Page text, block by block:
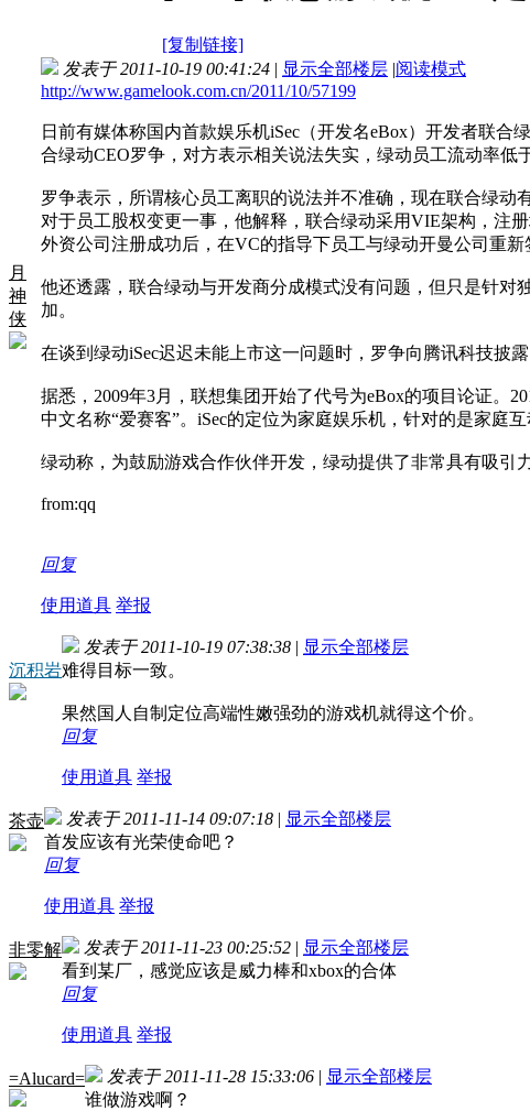
[复制链接]
月
神
侠
发表于 2011-10-19 00:41:24 | 显示全部楼层 |阅读模式
http://www.gamelook.com.cn/2011/10/57199
日前有媒体称国内首款娱乐机iSec（开发名eBox）开发者联
合绿动CEO罗争，对方表示相关说法失实，绿动员工流动率低
罗争表示，所谓核心员工离职的说法并不准确，现在联合绿动
对于员工股权变更一事，他解释，联合绿动采用VIE架构，注
外资公司注册成功后，在VC的指导下员工与绿动开曼公司重
他还透露，联合绿动与开发商分成模式没有问题，但只是针
加。
在谈到绿动iSec迟迟未能上市这一问题时，罗争向腾讯科技披
据悉，2009年3月，联想集团开始了代号为eBox的项目论证。
中文名称“爱赛客”。iSec的定位为家庭娱乐机，针对的是家庭互
绿动称，为鼓励游戏合作伙伴开发，绿动提供了非常具有吸引
from:qq
回复
使用道具 举报
沉积岩
发表于 2011-10-19 07:38:38 | 显示全部楼层
难得目标一致。
果然国人自制定位高端性嫩强劲的游戏机就得这个价。
回复
使用道具 举报
茶壶 发表于 2011-11-14 09:07:18 | 显示全部楼层
首发应该有光荣使命吧？
回复
使用道具 举报
非零解 发表于 2011-11-23 00:25:52 | 显示全部楼层
看到某厂，感觉应该是威力棒和xbox的合体
回复
使用道具 举报
=Alucard= 发表于 2011-11-28 15:33:06 | 显示全部楼层
谁做游戏啊？